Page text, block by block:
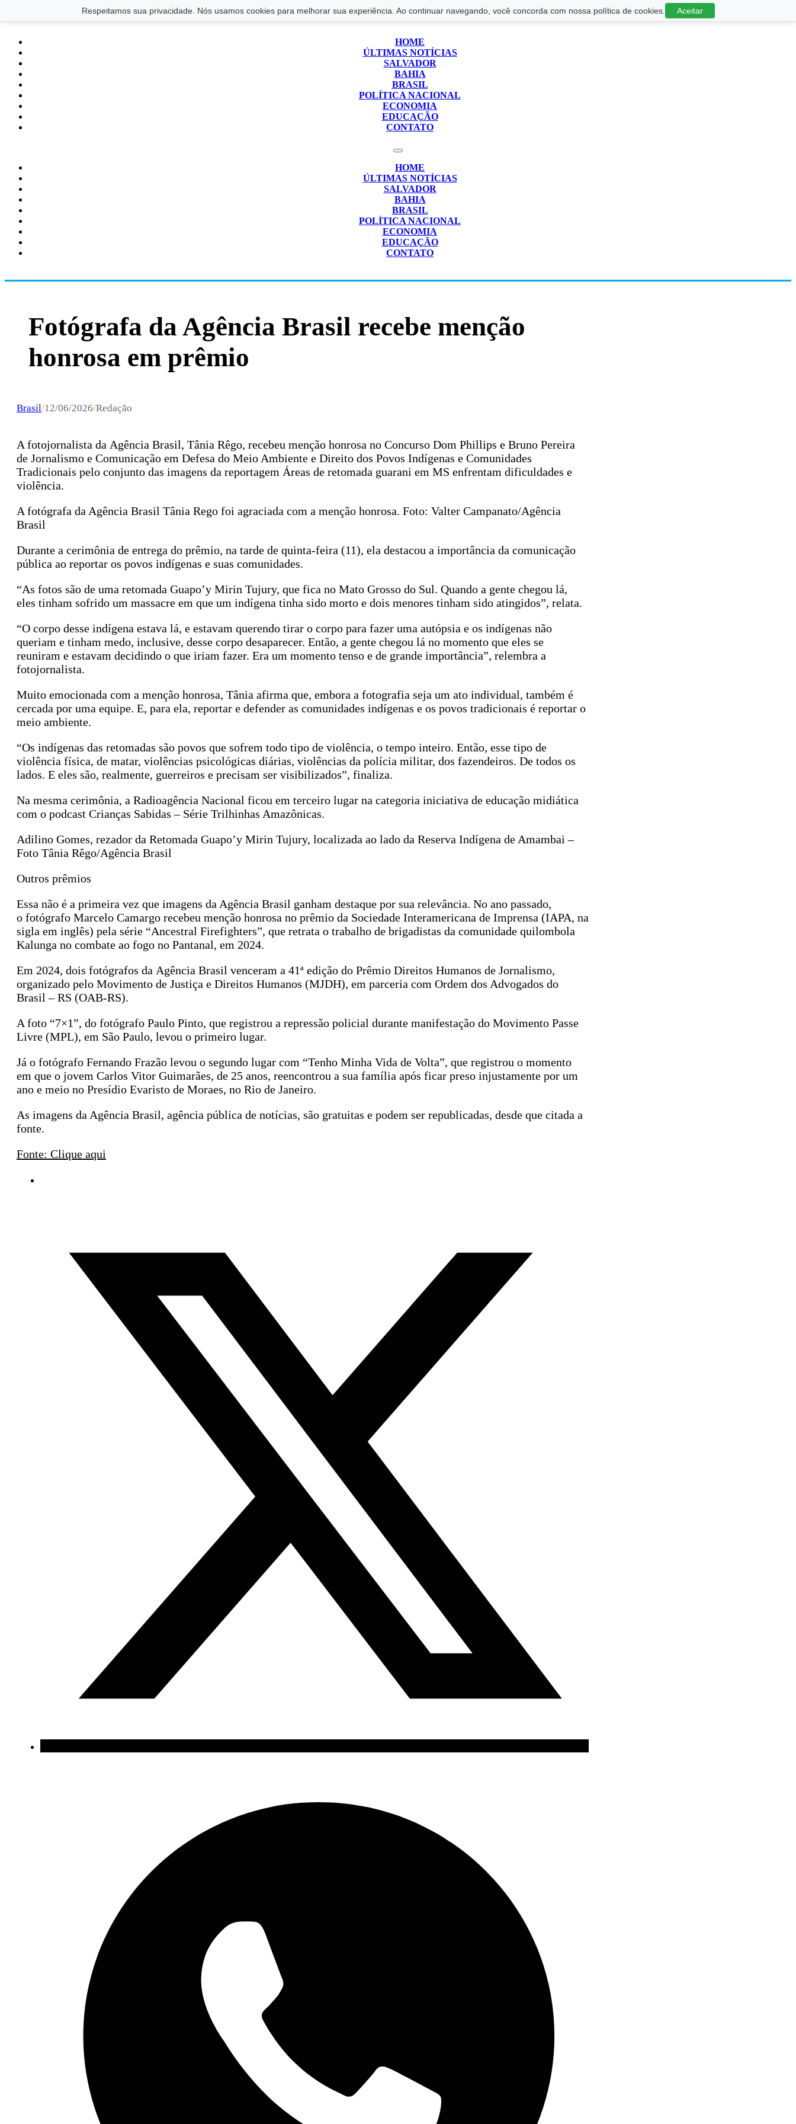
Respeitamos sua privacidade. Nós usamos cookies para melhorar sua experiência. Ao continuar navegando, você concorda com nossa política de cookies. Aceitar
Saltar para o conteúdo principal Ir para o footer
HOME
ÚLTIMAS NOTÍCIAS
SALVADOR
BAHIA
BRASIL
POLÍTICA NACIONAL
ECONOMIA
EDUCAÇÃO
CONTATO
HOME
ÚLTIMAS NOTÍCIAS
SALVADOR
BAHIA
BRASIL
POLÍTICA NACIONAL
ECONOMIA
EDUCAÇÃO
CONTATO
Fotógrafa da Agência Brasil recebe menção
honrosa em prêmio
Brasil/12/06/2026/Redação
A fotojornalista da Agência Brasil, Tânia Rêgo, recebeu menção honrosa no Concurso Dom Phillips e Bruno Pereira
de Jornalismo e Comunicação em Defesa do Meio Ambiente e Direito dos Povos Indígenas e Comunidades
Tradicionais pelo conjunto das imagens da reportagem Áreas de retomada guarani em MS enfrentam dificuldades e
violência.
A fotógrafa da Agência Brasil Tânia Rego foi agraciada com a menção honrosa. Foto: Valter Campanato/Agência
Brasil
Durante a cerimônia de entrega do prêmio, na tarde de quinta-feira (11), ela destacou a importância da comunicação
pública ao reportar os povos indígenas e suas comunidades.
“As fotos são de uma retomada Guapo’y Mirin Tujury, que fica no Mato Grosso do Sul. Quando a gente chegou lá,
eles tinham sofrido um massacre em que um indígena tinha sido morto e dois menores tinham sido atingidos”, relata.
“O corpo desse indígena estava lá, e estavam querendo tirar o corpo para fazer uma autópsia e os indígenas não
queriam e tinham medo, inclusive, desse corpo desaparecer. Então, a gente chegou lá no momento que eles se
reuniram e estavam decidindo o que iriam fazer. Era um momento tenso e de grande importância”, relembra a
fotojornalista.
Muito emocionada com a menção honrosa, Tânia afirma que, embora a fotografia seja um ato individual, também é
cercada por uma equipe. E, para ela, reportar e defender as comunidades indígenas e os povos tradicionais é reportar o
meio ambiente.
“Os indígenas das retomadas são povos que sofrem todo tipo de violência, o tempo inteiro. Então, esse tipo de
violência física, de matar, violências psicológicas diárias, violências da polícia militar, dos fazendeiros. De todos os
lados. E eles são, realmente, guerreiros e precisam ser visibilizados”, finaliza.
Na mesma cerimônia, a Radioagência Nacional ficou em terceiro lugar na categoria iniciativa de educação midiática
com o podcast Crianças Sabidas – Série Trilhinhas Amazônicas.
Adilino Gomes, rezador da Retomada Guapo’y Mirin Tujury, localizada ao lado da Reserva Indígena de Amambai –
Foto Tânia Rêgo/Agência Brasil
Outros prêmios
Essa não é a primeira vez que imagens da Agência Brasil ganham destaque por sua relevância. No ano passado,
o fotógrafo Marcelo Camargo recebeu menção honrosa no prêmio da Sociedade Interamericana de Imprensa (IAPA, na
sigla em inglês) pela série “Ancestral Firefighters”, que retrata o trabalho de brigadistas da comunidade quilombola
Kalunga no combate ao fogo no Pantanal, em 2024.
Em 2024, dois fotógrafos da Agência Brasil venceram a 41ª edição do Prêmio Direitos Humanos de Jornalismo,
organizado pelo Movimento de Justiça e Direitos Humanos (MJDH), em parceria com Ordem dos Advogados do
Brasil – RS (OAB-RS).
A foto “7×1”, do fotógrafo Paulo Pinto, que registrou a repressão policial durante manifestação do Movimento Passe
Livre (MPL), em São Paulo, levou o primeiro lugar.
Já o fotógrafo Fernando Frazão levou o segundo lugar com “Tenho Minha Vida de Volta”, que registrou o momento
em que o jovem Carlos Vitor Guimarães, de 25 anos, reencontrou a sua família após ficar preso injustamente por um
ano e meio no Presídio Evaristo de Moraes, no Rio de Janeiro.
As imagens da Agência Brasil, agência pública de notícias, são gratuitas e podem ser republicadas, desde que citada a
fonte.
Fonte: Clique aqui